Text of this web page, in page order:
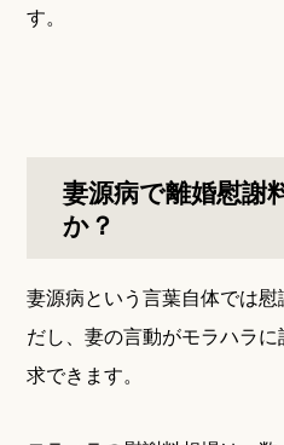
す。
妻源病で離婚慰謝
か？
妻源病という言葉自体では
だし、妻の言動がモラハラ
求できます。